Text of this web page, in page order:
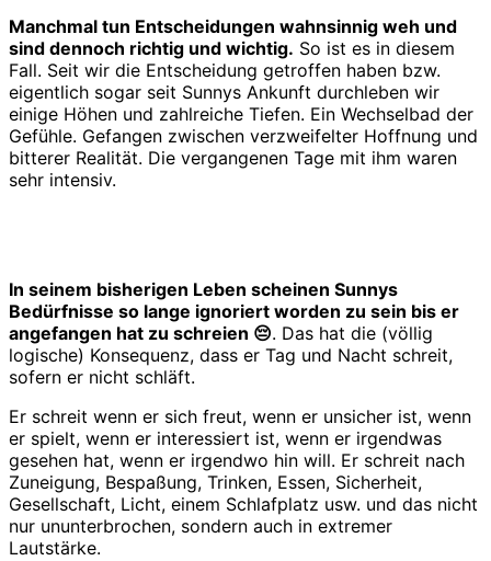
Manchmal tun Entscheidungen wahnsinnig weh und
sind dennoch richtig und wichtig. So ist es in diesem
Fall. Seit wir die Entscheidung getroffen haben bzw.
eigentlich sogar seit Sunnys Ankunft durchleben wir
einige Höhen und zahlreiche Tiefen. Ein Wechselbad der
Gefühle. Gefangen zwischen verzweifelter Hoffnung und
bitterer Realität. Die vergangenen Tage mit ihm waren
sehr intensiv.
In seinem bisherigen Leben scheinen Sunnys
Bedürfnisse so lange ignoriert worden zu sein bis er
angefangen hat zu schreien 😔. Das hat die (völlig
logische) Konsequenz, dass er Tag und Nacht schreit,
sofern er nicht schläft.
Er schreit wenn er sich freut, wenn er unsicher ist, wenn
er spielt, wenn er interessiert ist, wenn er irgendwas
gesehen hat, wenn er irgendwo hin will. Er schreit nach
Zuneigung, Bespaßung, Trinken, Essen, Sicherheit,
Gesellschaft, Licht, einem Schlafplatz usw. und das nicht
nur ununterbrochen, sondern auch in extremer
Lautstärke.